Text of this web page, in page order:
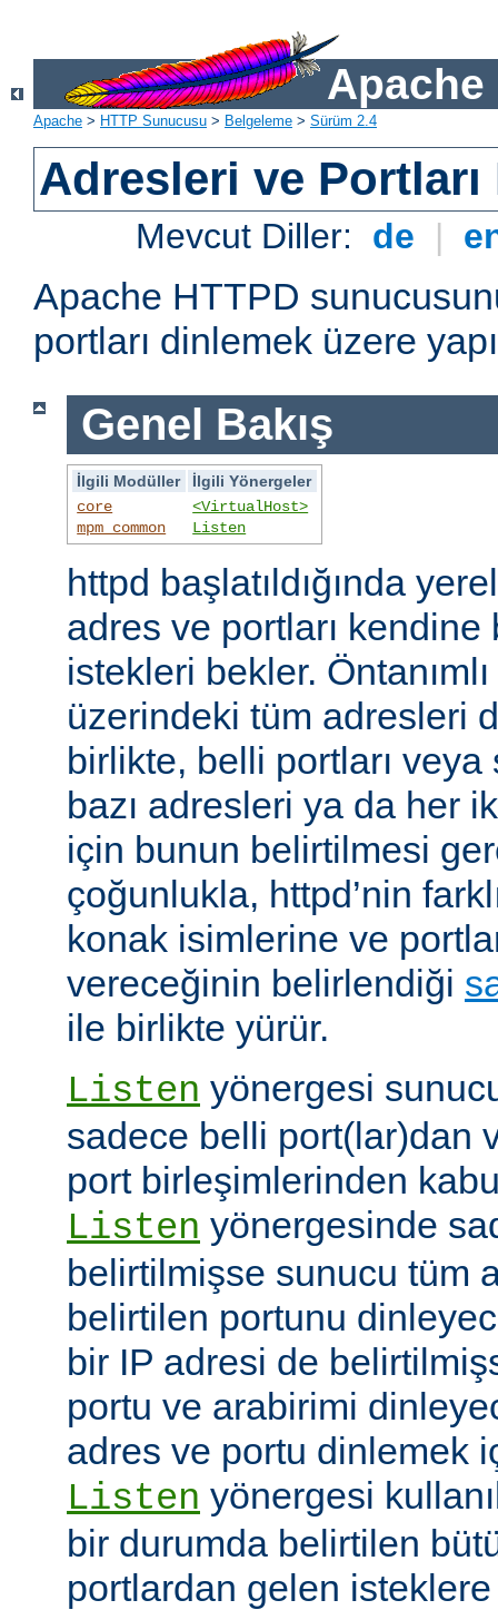
Apache
Apache > HTTP Sunucusu > Belgeleme > Sürüm 2.4
Adresleri ve Portları
Mevcut Diller: de |
Apache HTTPD
portları dinlemek üzere
Genel Bakış
İlgili Modüller
İlgili Yönergeler
core
mpm_common
<VirtualHost>
Listen
httpd başlatıldığında
adres ve portları
istekleri bekler.
üzerindeki tüm adresleri
birlikte, belli portları
bazı adresleri ya da her
için bunun belirtilmesi
çoğunlukla, httpd’nin
konak isimlerine ve
vereceğinin belirlendiği
ile birlikte yürür.
Listen yönergesi
sadece belli port(lar)dan
port birleşimlerinden
Listen yönergesinde
belirtilmişse sunucu tüm
belirtilen portunu
bir IP adresi de
portu ve arabirimi
adres ve portu dinlemek
Listen yönergesi
bir durumda belirtilen
portlardan gelen isteklere